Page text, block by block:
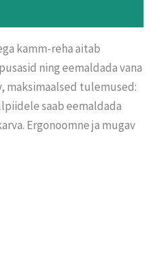
kamm-reha aitab
ning eemaldada vana
maksimaalsed tulemused:
saab eemaldada
Ergonoomne ja mugav